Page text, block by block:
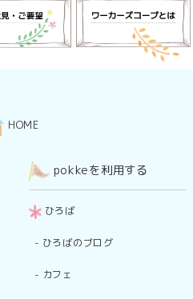
HOME
pokkeを利用する
ひろば
- ひろばのブログ
- カフェ